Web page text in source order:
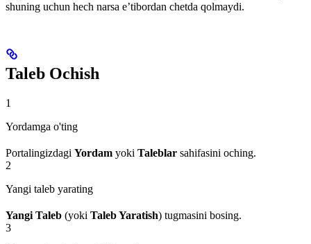
shuning uchun hech narsa e’tibordan chetda qolmaydi.
Taleb Ochish
1
Yordamga o'ting
Portalingizdagi Yordam yoki Taleblar sahifasini oching.
2
Yangi taleb yarating
Yangi Taleb (yoki Taleb Yaratish) tugmasini bosing.
3